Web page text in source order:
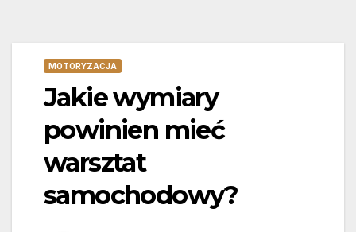
MOTORYZACJA
Jakie wymiary
powinien mieć
warsztat
samochodowy?